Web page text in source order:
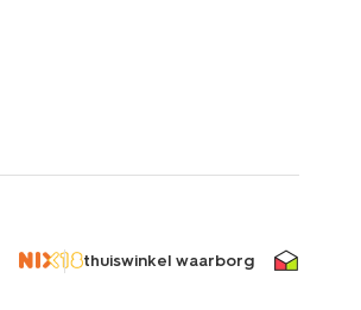
thuiswinkel waarborg